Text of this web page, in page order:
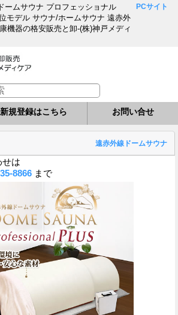
ームサウナ プロフェッショナル
モデル サウナ/ホームサウナ 遠赤外
機器の格安販売と卸-(株)神戸メディ
PCサイト
新規登録はこちら お問い合せ
遠赤外線ドームサウナ
せは
8866 まで